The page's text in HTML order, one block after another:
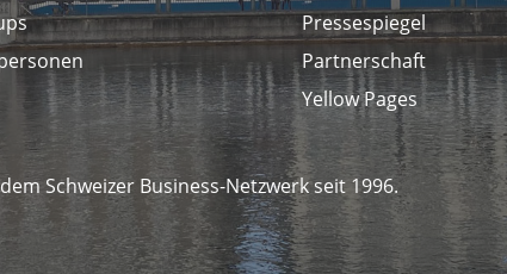
Pressespiegel
Partnerschaft
Yellow Pages
Schweizer Business-Netzwerk seit 1996.